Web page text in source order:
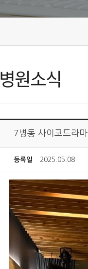
미션 및 비전
병원 조직도
오시는 길
병원소식
7병동 사이코드라
등록일 2025.05.08